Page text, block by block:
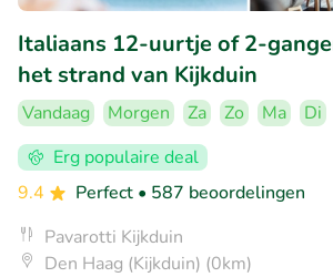
Italiaans 12-uurtje of 2-
het strand van Kijkduin
Vandaag Morgen Za Zo Ma Di
Erg populaire deal
9.4
Perfect • 587 beoordelingen
Pavarotti Kijkduin
Den Haag (Kijkduin) (0km)